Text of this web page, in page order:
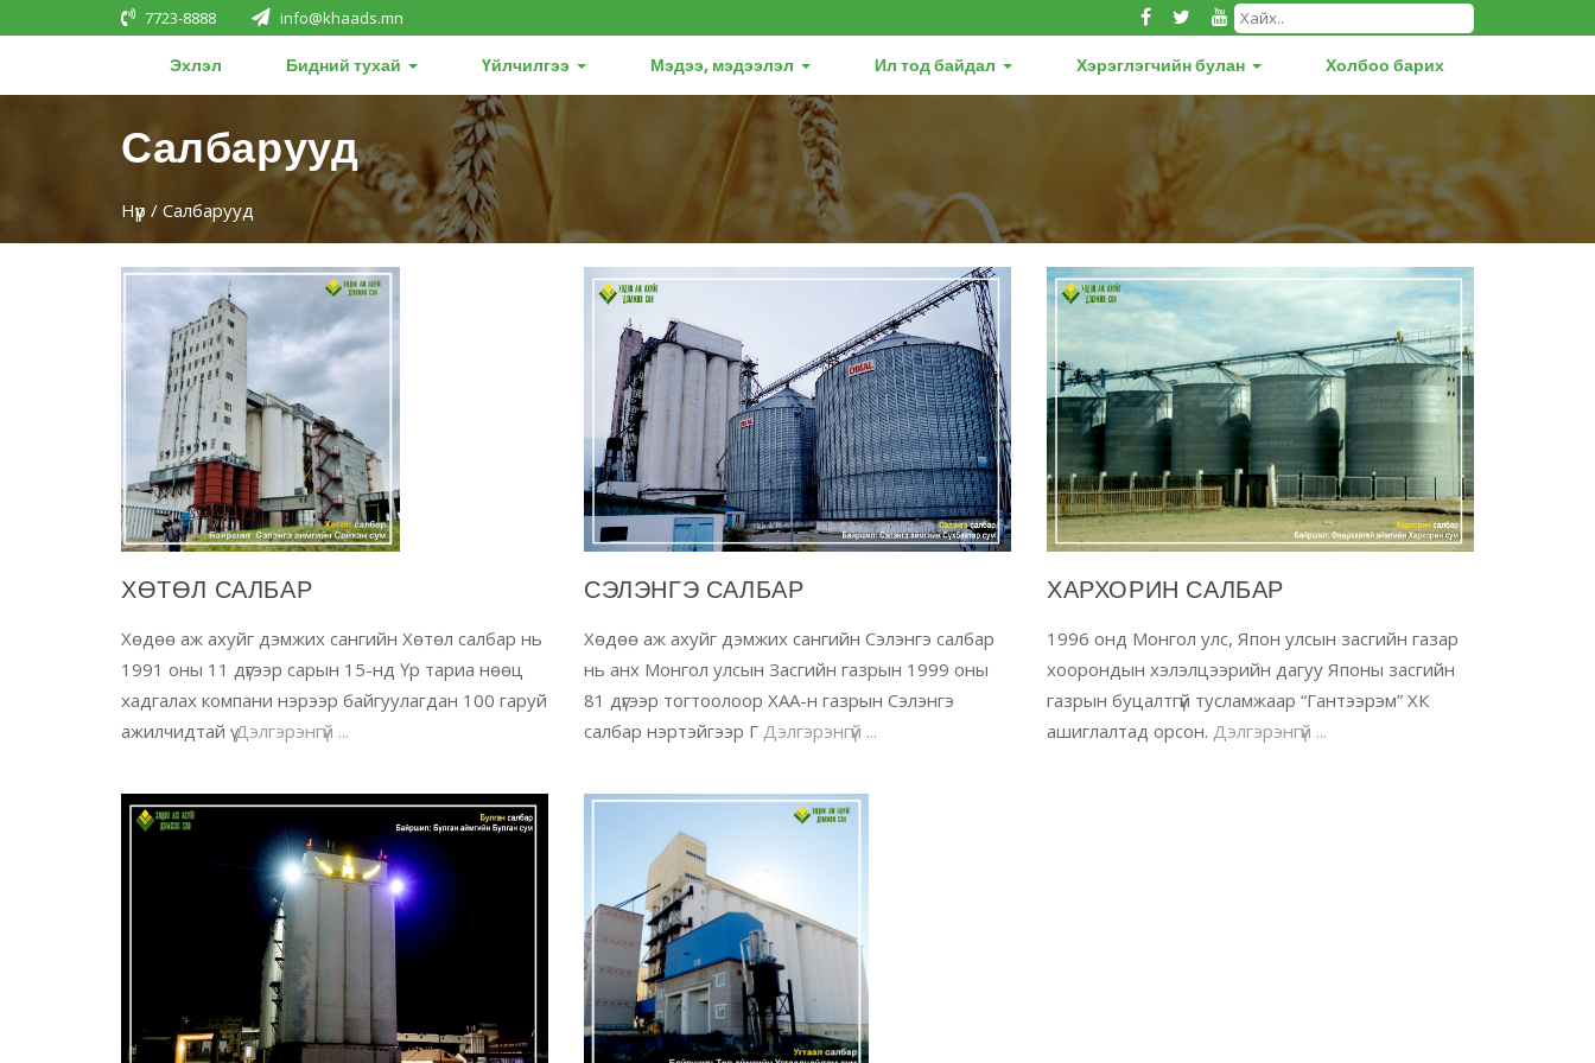
7723-8888 info@khaads.mn
Эхлэл Бидний тухай Үйлчилгээ Мэдээ, мэдээлэл Ил тод байдал Хэрэглэгчийн булан Холбоо барих
Салбарууд
Нүүр / Салбарууд
ХӨТӨЛ САЛБАР
Хөдөө аж ахуйг дэмжих сангийн Хөтөл салбар нь
1991 оны 11 дүгээр сарын 15-нд Үр тариа нөөц
хадгалах компани нэрээр байгуулагдан 100 гаруй
ажилчидтай ү Дэлгэрэнгүй ...
СЭЛЭНГЭ САЛБАР
Хөдөө аж ахуйг дэмжих сангийн Сэлэнгэ салбар
нь анх Монгол улсын Засгийн газрын 1999 оны
81 дүгээр тогтоолоор ХАА-н газрын Сэлэнгэ
салбар нэртэйгээр Г Дэлгэрэнгүй ...
ХАРХОРИН САЛБАР
1996 онд Монгол улс, Япон улсын засгийн газар
хоорондын хэлэлцээрийн дагуу Японы засгийн
газрын буцалтгүй тусламжаар “Гантээрэм” ХК
ашиглалтад орсон. Дэлгэрэнгүй ...